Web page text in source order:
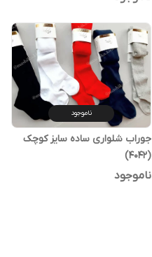
ناموجود
جوراب شلواری ساده سایز کوچک
(4042)
ناموجود